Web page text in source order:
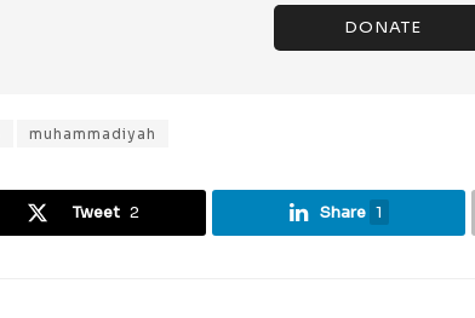
DONATE
muhammadiyah
Tweet 2 Share 1